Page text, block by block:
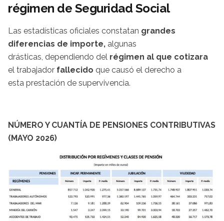
régimen de Seguridad Social
Las estadísticas oficiales constatan grandes
diferencias de importe, algunas
drásticas, dependiendo del régimen al que cotizara
el trabajador fallecido que causó el derecho a
esta prestación de supervivencia.
NÚMERO Y CUANTÍA DE PENSIONES CONTRIBUTIVAS
(MAYO 2026)